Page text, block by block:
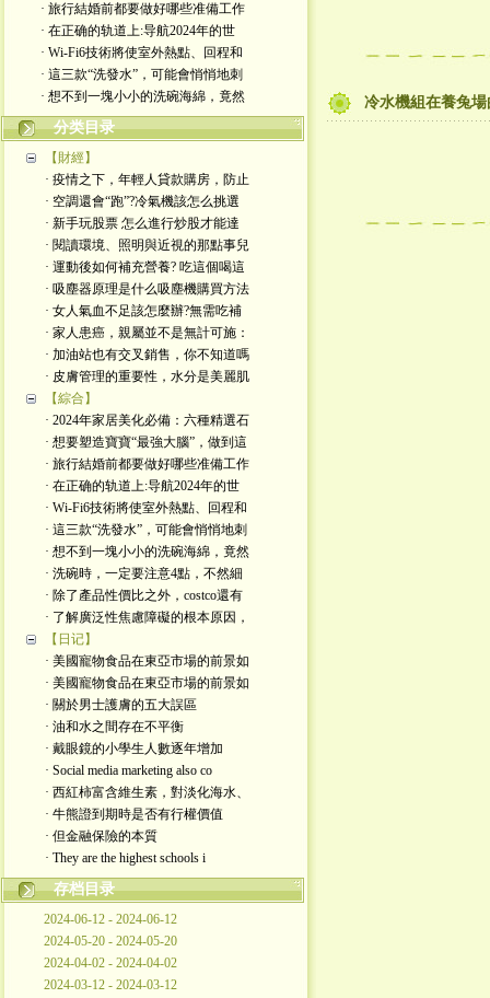
· 旅行結婚前都要做好哪些准備工作
· 在正确的轨道上:导航2024年的世
· Wi-Fi6技術將使室外熱點、回程和
· 這三款“洗發水”，可能會悄悄地刺
· 想不到一塊小小的洗碗海綿，竟然
分类目录
【財經】
· 疫情之下，年輕人貸款購房，防止
· 空調還會“跑”?冷氣機該怎么挑選
· 新手玩股票 怎么進行炒股才能達
· 閱讀環境、照明與近視的那點事兒
· 運動後如何補充營養? 吃這個喝這
· 吸塵器原理是什么吸塵機購買方法
· 女人氣血不足該怎麼辦?無需吃補
· 家人患癌，親屬並不是無計可施：
· 加油站也有交叉銷售，你不知道嗎
· 皮膚管理的重要性，水分是美麗肌
【綜合】
· 2024年家居美化必備：六種精選石
· 想要塑造寶寶“最強大腦”，做到這
· 旅行結婚前都要做好哪些准備工作
· 在正确的轨道上:导航2024年的世
· Wi-Fi6技術將使室外熱點、回程和
· 這三款“洗發水”，可能會悄悄地刺
· 想不到一塊小小的洗碗海綿，竟然
· 洗碗時，一定要注意4點，不然細
· 除了產品性價比之外，costco還有
· 了解廣泛性焦慮障礙的根本原因，
【日记】
· 美國寵物食品在東亞市場的前景如
· 美國寵物食品在東亞市場的前景如
· 關於男士護膚的五大誤區
· 油和水之間存在不平衡
· 戴眼鏡的小學生人數逐年增加
· Social media marketing also co
· 西紅柿富含維生素，對淡化海水、
· 牛熊證到期時是否有行權價值
· 但金融保險的本質
· They are the highest schools i
存档目录
2024-06-12 - 2024-06-12
2024-05-20 - 2024-05-20
2024-04-02 - 2024-04-02
2024-03-12 - 2024-03-12
冷水機組在養兔